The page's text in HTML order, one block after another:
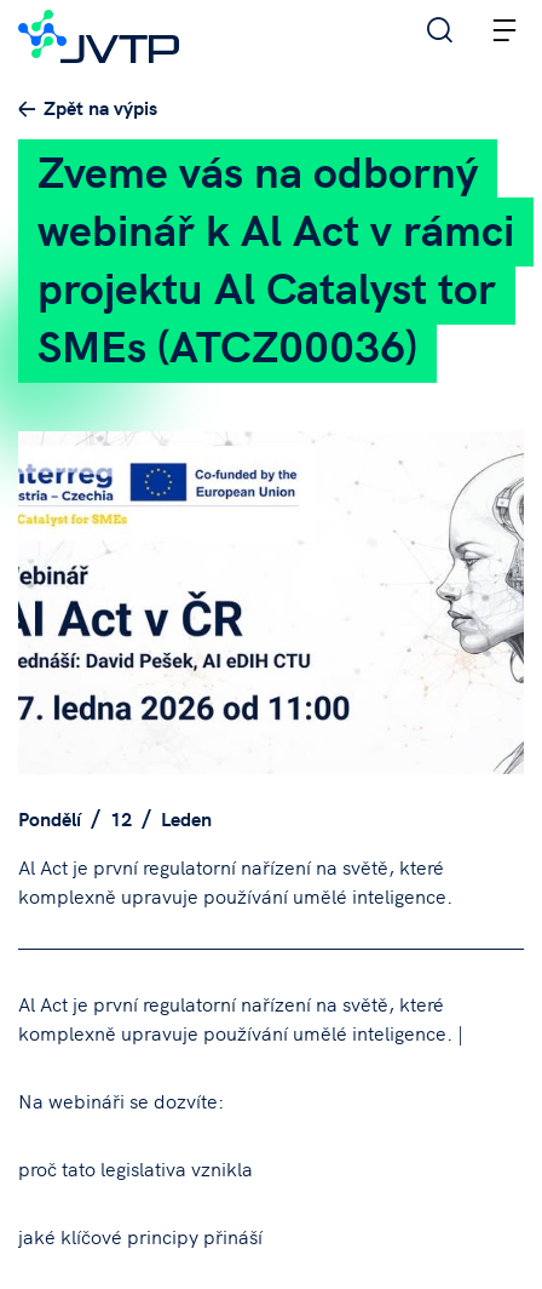
Zpět na výpis
Zveme vás na odborný
webinář k Al Act v rámci
projektu Al Catalyst tor
SMEs (ATCZ00036)
Pondělí 12
Leden
Al Act je první regulatorní nařízení na světě, které
komplexně upravuje používání umělé inteligence.
Al Act je první regulatorní nařízení na světě, které
komplexně upravuje používání umělé inteligence. |
Na webináři se dozvíte:
proč tato legislativa vznikla
jaké klíčové principy přináší